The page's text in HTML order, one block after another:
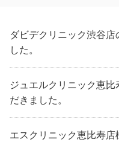
ダビデクリニック渋谷
した。
ジュエルクリニック恵
だきました。
エスクリニック恵比寿